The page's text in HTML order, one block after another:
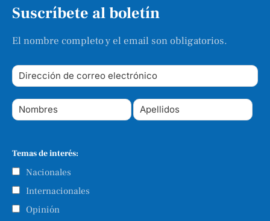
Suscríbete al boletín
El nombre completo y el email son obligatorios.
Temas de interés:
Nacionales
Internacionales
Opinión